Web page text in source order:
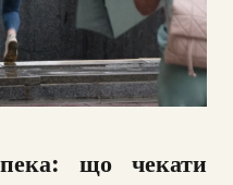
що чекати